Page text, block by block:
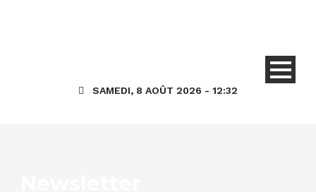
SAMEDI, 8 AOÛT 2026 - 12:32